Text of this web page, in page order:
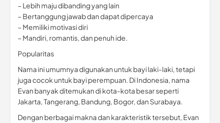
– Lebih maju dibanding yang lain
– Bertanggung jawab dan dapat dipercaya
– Memiliki motivasi diri
– Mandiri, romantis, dan penuh ide.
Popularitas
Nama ini umumnya digunakan untuk bayi laki-laki, tetapi
juga cocok untuk bayi perempuan. Di Indonesia, nama
Evan banyak ditemukan di kota-kota besar seperti
Jakarta, Tangerang, Bandung, Bogor, dan Surabaya.
Dengan berbagai makna dan karakteristik tersebut, Evan